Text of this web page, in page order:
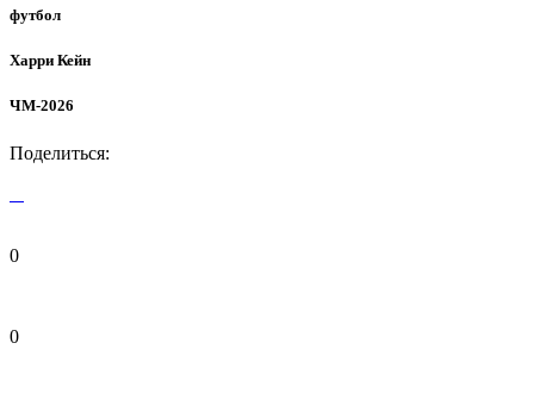
футбол
Харри Кейн
ЧМ-2026
Поделиться:
0
0